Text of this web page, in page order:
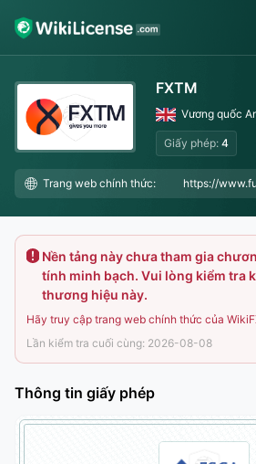
FXTM
Vương quốc
Giấy phép: 4
Trang web chính thức:
Nền tảng này chưa tham gia
tính minh bạch. Vui lòng kiểm tra
thương hiệu này.
Hãy truy cập trang web chính thức của
Lần kiểm tra cuối cùng: 2026-08-08
Thông tin giấy phép